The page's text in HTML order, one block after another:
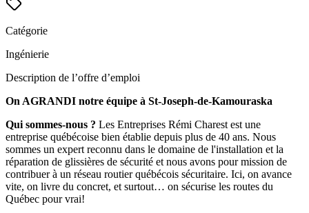
Catégorie
Ingénierie
Description de l’offre d’emploi
On AGRANDI notre équipe à St-Joseph-de-Kamouraska
Qui sommes-nous ? Les Entreprises Rémi Charest est une
entreprise québécoise bien établie depuis plus de 40 ans. Nous
sommes un expert reconnu dans le domaine de l'installation et la
réparation de glissières de sécurité et nous avons pour mission de
contribuer à un réseau routier québécois sécuritaire. Ici, on avance
vite, on livre du concret, et surtout… on sécurise les routes du
Québec pour vrai!